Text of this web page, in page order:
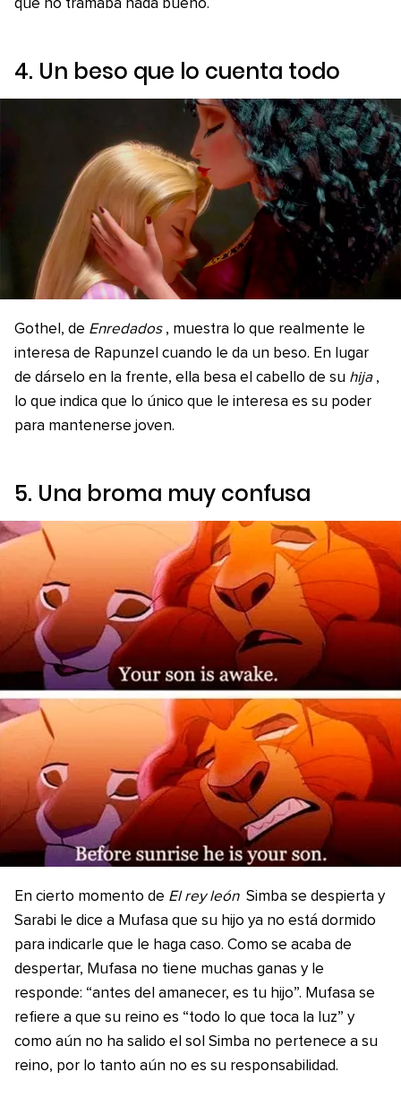
que no tramaba nada bueno.
4. Un beso que lo cuenta todo
Gothel, de Enredados , muestra lo que realmente le
interesa de Rapunzel cuando le da un beso. En lugar
de dárselo en la frente, ella besa el cabello de su hija ,
lo que indica que lo único que le interesa es su poder
para mantenerse joven.
5. Una broma muy confusa
En cierto momento de El rey león Simba se despierta y
Sarabi le dice a Mufasa que su hijo ya no está dormido
para indicarle que le haga caso. Como se acaba de
despertar, Mufasa no tiene muchas ganas y le
responde: “antes del amanecer, es tu hijo”. Mufasa se
refiere a que su reino es “todo lo que toca la luz” y
como aún no ha salido el sol Simba no pertenece a su
reino, por lo tanto aún no es su responsabilidad.